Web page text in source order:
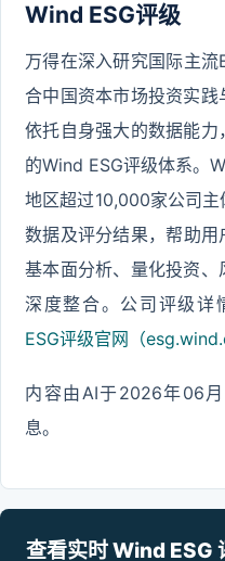
Wind ESG评级
万得在深入研究国际主
合中国资本市场投资实践
依托自身强大的数据能
的Wind ESG评级体系。
地区超过10,000家公司
数据及评分结果，帮助用
基本面分析、量化投资
深度整合。公司评级详
ESG评级官网（
内容由AI于2026年06
息。
查看实时 Wind ESG